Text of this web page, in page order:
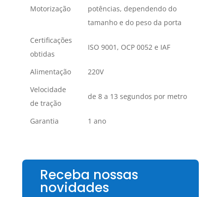
Motorização
potências, dependendo do
tamanho e do peso da porta
Certificações
obtidas
ISO 9001, OCP 0052 e IAF
Alimentação
220V
Velocidade
de tração
de 8 a 13 segundos por metro
Garantia 1 ano
Receba nossas
novidades